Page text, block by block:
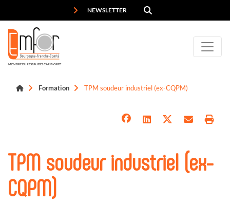
NEWSLETTER
MEMBRE DU RÉSEAU DES CARIF-OREF
Formation TPM soudeur industriel (ex-CQPM)
TPM soudeur industriel (ex-
CQPM)
Panneau de gestion des cookies